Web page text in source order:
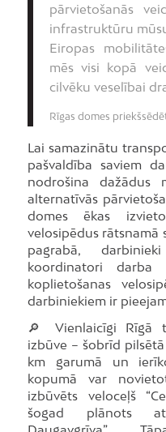
pārvietošanās
infrastruktūru
Eiropas
mēs visi kopā
cilvēku veselībai
Rīgas domes
Lai samazinātu
pašvaldība saviem
nodrošina dažādus
alternatīvās
domes ēkas
velosipēdus rātsnamā
pagrabā,
koordinatori darba
koplietošanas
darbiniekiem ir
🔎 Vienlaicīgi Rīgā
izbūve – šobrīd
km garumā un
kopumā var
izbūvēts veloceļš
šogad plānots